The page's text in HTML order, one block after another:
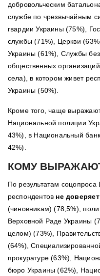
добровольческим
службе по чрезвычайным
гвардии Украины (75%),
службы (71%), Церкви
Украины (61%), Службы
общественных
села), в котором живет
Украины (50%).
Кроме того, чаще
Национальной полиции
43%), в Национальный
42%).
КОМУ
По результатам
респондентов не доверяет
(чиновникам) (78,5%),
Верховной Раде Украины
целом) (73%),
(64%),
прокуратуре (63%),
бюро Украины (62%),